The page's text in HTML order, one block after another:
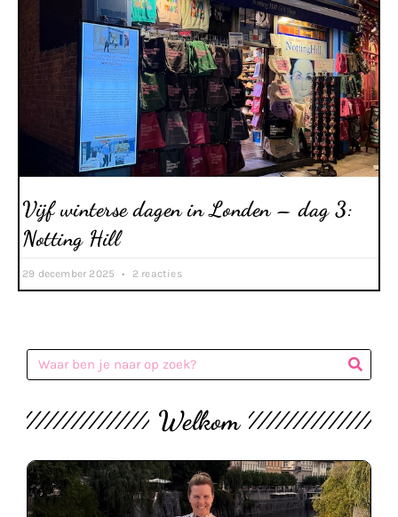
Vijf winterse dagen in Londen – dag 3:
Notting Hill
29 december 2025 2 reacties
Welkom